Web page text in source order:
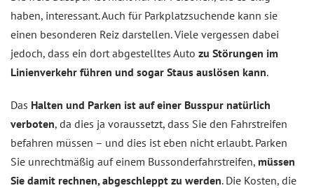
haben, interessant. Auch für Parkplatzsuchende kann sie
einen besonderen Reiz darstellen. Viele vergessen dabei
jedoch, dass ein dort abgestelltes Auto zu Störungen im
Linienverkehr führen und sogar Staus auslösen kann.
Das Halten und Parken ist auf einer Busspur natürlich
verboten, da dies ja voraussetzt, dass Sie den Fahrstreifen
befahren müssen – und dies ist eben nicht erlaubt. Parken
Sie unrechtmäßig auf einem Bussonderfahrstreifen, müssen
Sie damit rechnen, abgeschleppt zu werden. Die Kosten, die